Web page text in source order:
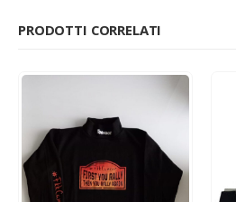
PRODOTTI CORRELATI